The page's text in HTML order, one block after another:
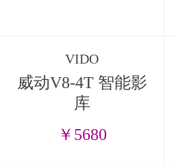
VIDO
威动V8-4T 智能影
库
￥5680